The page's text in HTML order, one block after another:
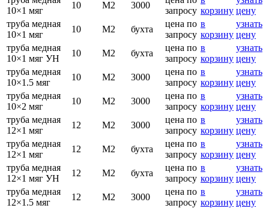
10×1 мяг
10 М2 3000
запросу корзину цену
труба медная
10×1 мяг
10 М2 бухта
цена по
запросу
в
корзину
узнать
цену
труба медная
10×1 мяг УН
10 М2 бухта
цена по
запросу
в
корзину
узнать
цену
труба медная
10×1.5 мяг
10 М2 3000
цена по
запросу
в
корзину
узнать
цену
труба медная
10×2 мяг
10 М2 3000
цена по
запросу
в
корзину
узнать
цену
труба медная
12×1 мяг
12 М2 3000
цена по
запросу
в
корзину
узнать
цену
труба медная
12×1 мяг
12 М2 бухта
цена по
запросу
в
корзину
узнать
цену
труба медная
12×1 мяг УН
12 М2 бухта
цена по
запросу
в
корзину
узнать
цену
труба медная
12×1.5 мяг
12 М2 3000
цена по
запросу
в
корзину
узнать
цену